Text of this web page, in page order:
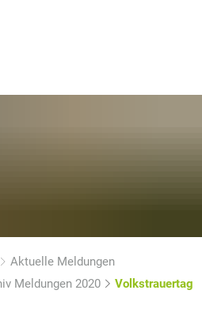
Aktuelle Meldungen
Meldungen 2020 Volkstrauertag